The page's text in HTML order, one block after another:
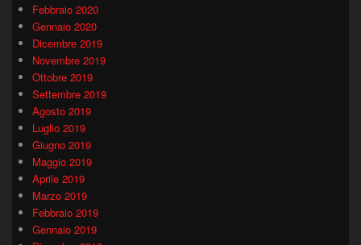
Febbraio 2020
Gennaio 2020
Dicembre 2019
Novembre 2019
Ottobre 2019
Settembre 2019
Agosto 2019
Luglio 2019
Giugno 2019
Maggio 2019
Aprile 2019
Marzo 2019
Febbraio 2019
Gennaio 2019